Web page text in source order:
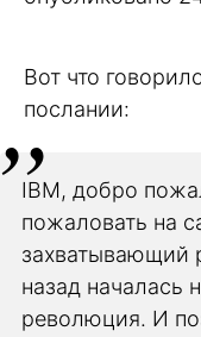
Вот что
послании:
IBM, добро
пожаловать на
захватывающий
назад началась
революция. И